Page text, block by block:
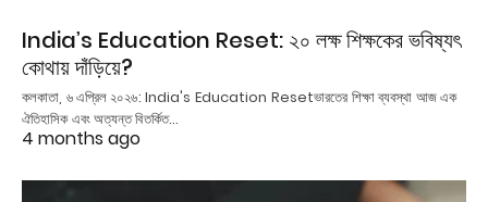
India’s Education Reset: ২০ লক্ষ শিক্ষকের ভবিষ্যৎ
কোথায় দাঁড়িয়ে?
কলকাতা, ৬ এপ্রিল ২০২৬: India's Education Resetভারতের শিক্ষা ব্যবস্থা আজ এক
ঐতিহাসিক এবং অত্যন্ত বিতর্কিত…
4 months ago